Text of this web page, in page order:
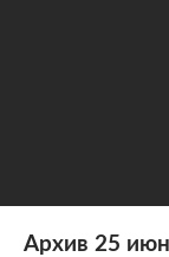
Архив 25